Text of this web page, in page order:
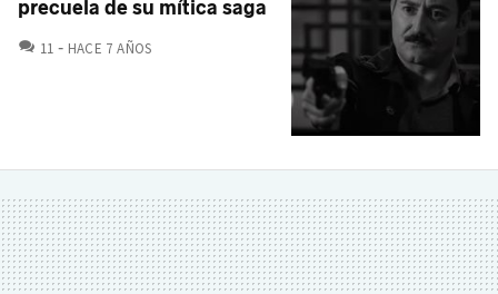
precuela de su mítica saga
11 COMENTARIOS
HACE 7 AÑOS